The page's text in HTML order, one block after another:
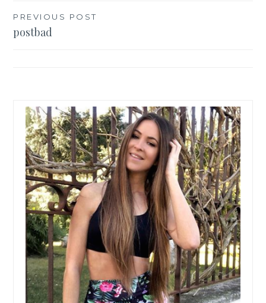
Navigation
PREVIOUS POST
postbad